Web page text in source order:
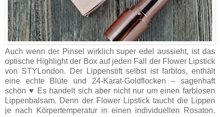
Auch wenn der Pinsel wirklich super edel aussieht, ist das
optische Highlight der Box auf jeden Fall der Flower Lipstick
von STYLondon. Der Lippenstift selbst ist farblos, enthält
eine echte Blüte und 24-Karat-Goldflocken – sagenhaft
schön ♥ Es handelt sich aber nicht nur um einen farblosen
Lippenbalsam. Denn der Flower Lipstick taucht die Lippen
je nach Körpertemperatur in einen individuellen Rosaton.